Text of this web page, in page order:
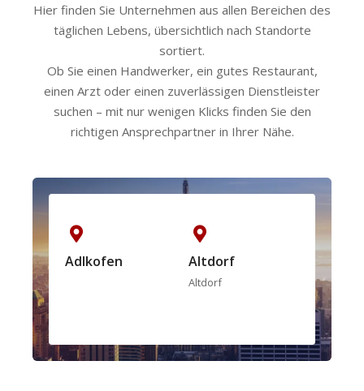
Hier finden Sie Unternehmen aus allen Bereichen des
täglichen Lebens, übersichtlich nach Standorte
sortiert.
Ob Sie einen Handwerker, ein gutes Restaurant,
einen Arzt oder einen zuverlässigen Dienstleister
suchen – mit nur wenigen Klicks finden Sie den
richtigen Ansprechpartner in Ihrer Nähe.
Adlkofen Altdorf
Altdorf